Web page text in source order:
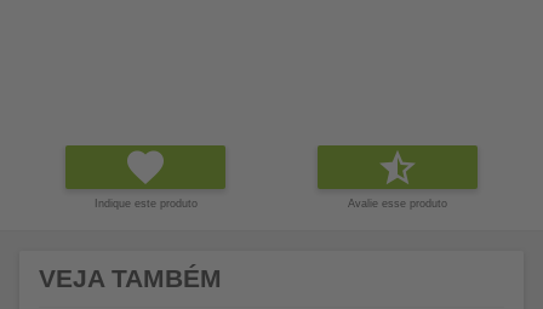
Indique este produto Avalie esse produto
VEJA TAMBÉM